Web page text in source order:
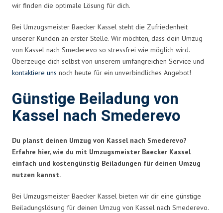
wir finden die optimale Lösung für dich.
Bei Umzugsmeister Baecker Kassel steht die Zufriedenheit
unserer Kunden an erster Stelle. Wir möchten, dass dein Umzug
von Kassel nach Smederevo so stressfrei wie möglich wird.
Überzeuge dich selbst von unserem umfangreichen Service und
kontaktiere uns noch heute für ein unverbindliches Angebot!
Günstige Beiladung von
Kassel nach Smederevo
Du planst deinen Umzug von Kassel nach Smederevo?
Erfahre hier, wie du mit Umzugsmeister Baecker Kassel
einfach und kostengünstig Beiladungen für deinen Umzug
nutzen kannst.
Bei Umzugsmeister Baecker Kassel bieten wir dir eine günstige
Beiladungslösung für deinen Umzug von Kassel nach Smederevo.